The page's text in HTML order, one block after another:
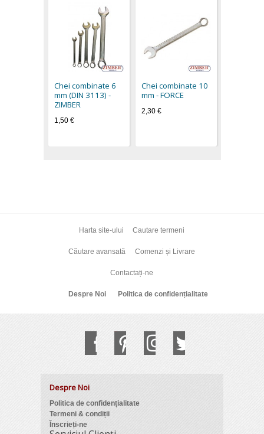
Chei combinate 6
mm (DIN 3113) -
ZIMBER
1,50 €
Chei combinate 10
mm - FORCE
2,30 €
Harta site-ului Cautare termeni
Căutare avansată Comenzi și Livrare
Contactați-ne
Despre Noi Politica de confidențialitate
Despre Noi
Politica de confidențialitate
Termeni & condiții
Înscrieți-ne